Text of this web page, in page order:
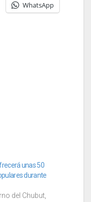
WhatsApp
unas 50
durante
del Chubut,